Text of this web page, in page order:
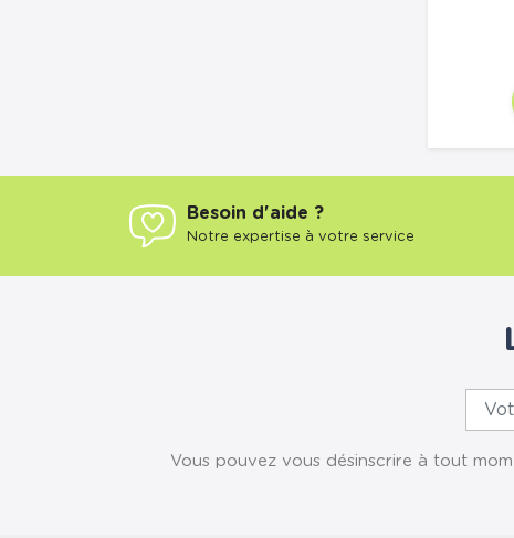
Besoin d'aide ?
Notre expertise à votre service
Vous pouvez vous désinscrire à tout